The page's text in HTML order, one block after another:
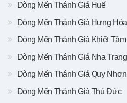
Dòng Mến Thánh Giá Huế
Dòng Mến Thánh Giá Hưng Hóa
Dòng Mến Thánh Giá Khiết Tâm
Dòng Mến Thánh Giá Nha Trang
Dòng Mến Thánh Giá Quy Nhơn
Dòng Mến Thánh Giá Thủ Đức